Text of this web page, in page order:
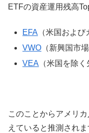
ETFの資産運用残高
EFA （米国および
VWO （新興国市場
VEA （米国を除く
このことからアメリ
えていると推測されま